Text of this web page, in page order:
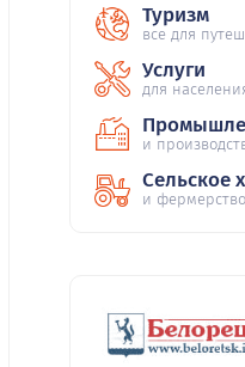
Туризм
все для
Услуги
для
и
Сельское
и фермерство